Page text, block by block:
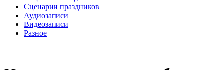
Сценарии праздников
Аудиозаписи
Видеозаписи
Разное